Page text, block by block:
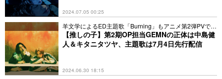
2024.07.05 00:25
羊文学によるED主題歌「Burning」もアニメ第2弾PVで解
禁【推しの子】第2期OP担当GEMNの正体は中島健
人＆キタニタツヤ、主題歌は7月4日先行配信
2024.06.30 18:15